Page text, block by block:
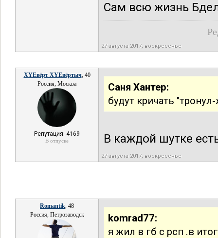
Сам всю жизнь
27 августа 2017, воскресенье
XYEвёрт XYEвёртыч, 40
Россия, Москва
Репутация: 4169
В отпуске
Саня Хантер:
будут кричать
В каждой шутке
27 августа 2017, воскресенье
Romantik, 48
Россия, Петрозаводск
komrad77:
я жил в гб с рсп .в